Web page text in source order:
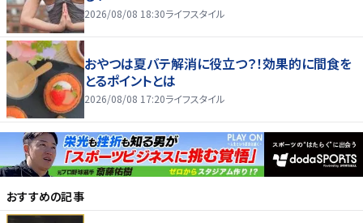
2026/08/08 18:30ライフスタイル
おやつは夏バテ解消に役立つ？！効果的に間食を
とるポイントとは
2026/08/08 17:20ライフスタイル
おすすめの記事